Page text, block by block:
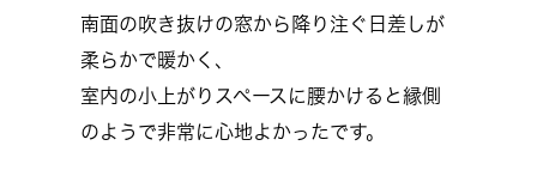
南面の吹き抜けの窓から降り注ぐ日差しが
柔らかで暖かく、
室内の小上がりスペースに腰かけると縁側
のようで非常に心地よかったです。